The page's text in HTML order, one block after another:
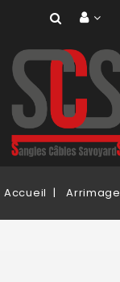
Accueil Arrimage